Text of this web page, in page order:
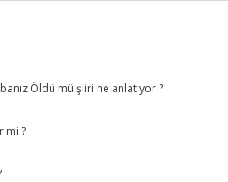
Öldü mü şiiri ne anlatıyor ?
mi ?